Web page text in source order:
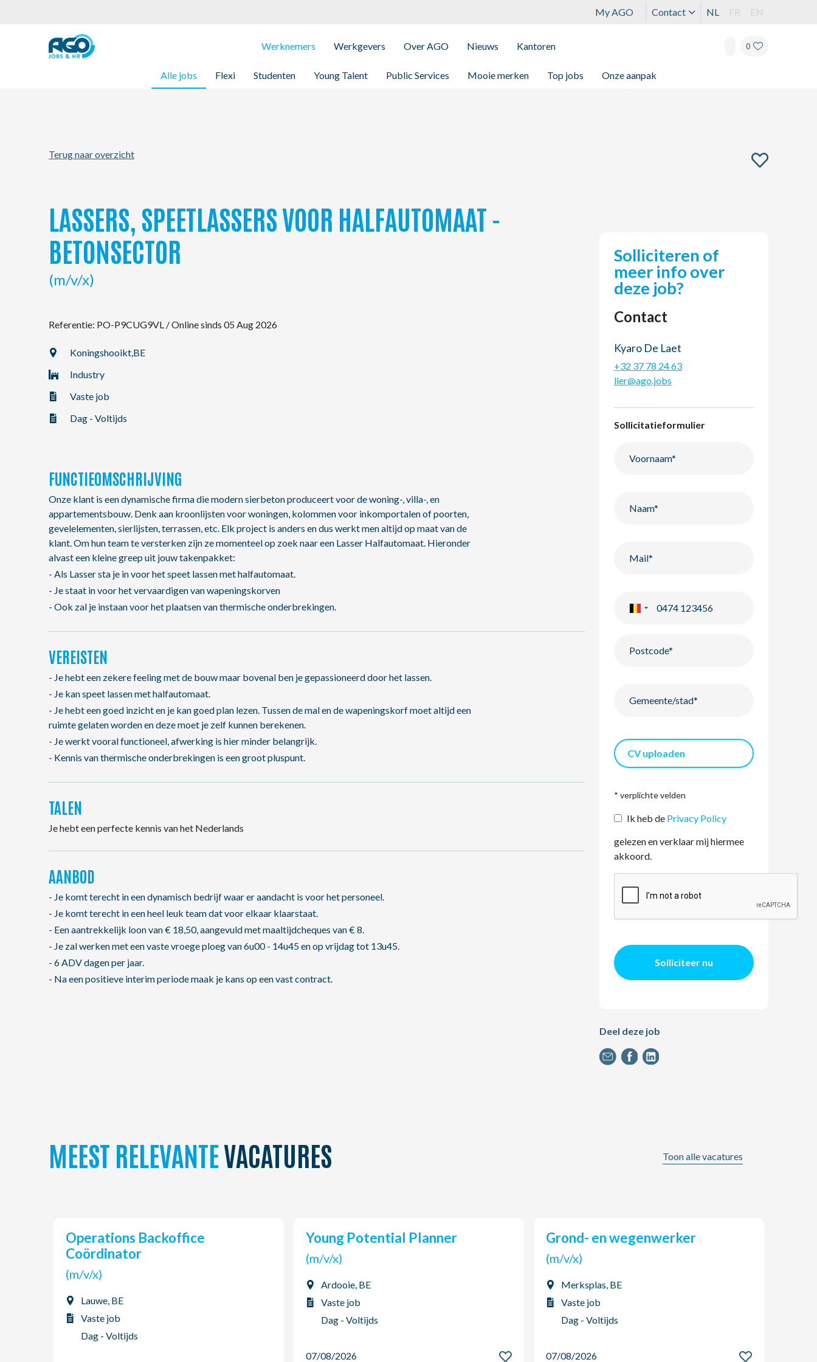
My AGO Contact NL FR EN
Werknemers
Alle jobs Flexi Studenten Young Talent Public Services Mooie merken Top jobs Onze aanpak
Werkgevers Over AGO Nieuws Kantoren 0
Werknemers
Kantoren
My AGO
Contact
Terug naar overzicht
LASSERS, SPEETLASSERS VOOR HALFAUTOMAAT -
BETONSECTOR
(m/v/x)
Referentie: PO-P9CUG9VL /Online sinds 05 Aug 2026
Koningshooikt,BE
Industry
Vaste job
Dag - Voltijds
FUNCTIEOMSCHRIJVING
Onze klant is een dynamische firma die modern sierbeton produceert voor de woning-, villa-, en
appartementsbouw. Denk aan kroonlijsten voor woningen, kolommen voor inkomportalen of poorten,
gevelelementen, sierlijsten, terrassen, etc. Elk project is anders en dus werkt men altijd op maat van de
klant. Om hun team te versterken zijn ze momenteel op zoek naar een Lasser Halfautomaat. Hieronder
alvast een kleine greep uit jouw takenpakket:
- Als Lasser sta je in voor het speet lassen met halfautomaat.
- Je staat in voor het vervaardigen van wapeningskorven
- Ook zal je instaan voor het plaatsen van thermische onderbrekingen.
VEREISTEN
- Je hebt een zekere feeling met de bouw maar bovenal ben je gepassioneerd door het lassen.
- Je kan speet lassen met halfautomaat.
- Je hebt een goed inzicht en je kan goed plan lezen. Tussen de mal en de wapeningskorf moet altijd een
ruimte gelaten worden en deze moet je zelf kunnen berekenen.
- Je werkt vooral functioneel, afwerking is hier minder belangrijk.
- Kennis van thermische onderbrekingen is een groot pluspunt.
TALEN
Je hebt een perfecte kennis van het Nederlands
AANBOD
- Je komt terecht in een dynamisch bedrijf waar er aandacht is voor het personeel.
- Je komt terecht in een heel leuk team dat voor elkaar klaarstaat.
- Een aantrekkelijk loon van € 18,50, aangevuld met maaltijdcheques van € 8.
- Je zal werken met een vaste vroege ploeg van 6u00 - 14u45 en op vrijdag tot 13u45.
- 6 ADV dagen per jaar.
- Na een positieve interim periode maak je kans op een vast contract.
Solliciteren of
meer info over
deze job?
Contact
Kyaro De Laet
+32 37 78 24 63
lier@ago.jobs
Sollicitatieformulier
CV uploaden
* verplichte velden
Ik heb de Privacy Policy
gelezen en verklaar mij hiermee
akkoord.
Solliciteer nu
Deel deze job
MEEST RELEVANTEVACATURES Toon alle vacatures
Operations Backoffice
Coördinator
(m/v/x)
Lauwe, BE
Vaste job
Dag - Voltijds
Young Potential Planner
(m/v/x)
Ardooie, BE
Vaste job
Dag - Voltijds
07/08/2026
Grond- en wegenwerker
(m/v/x)
Merksplas, BE
Vaste job
Dag - Voltijds
07/08/2026